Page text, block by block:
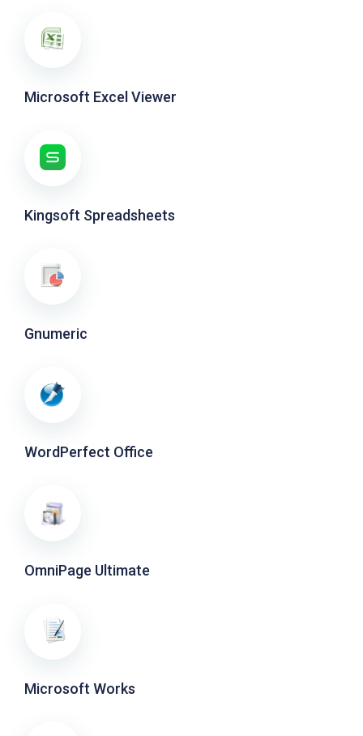
Microsoft Excel Viewer
Kingsoft Spreadsheets
Gnumeric
WordPerfect Office
OmniPage Ultimate
Microsoft Works